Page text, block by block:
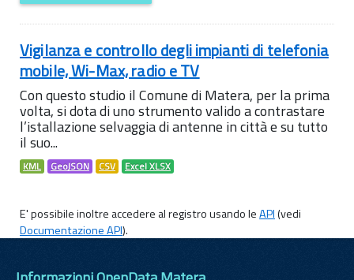
Vigilanza e controllo degli impianti di telefonia
mobile, Wi-Max, radio e TV
Con questo studio il Comune di Matera, per la prima
volta, si dota di uno strumento valido a contrastare
l’istallazione selvaggia di antenne in città e su tutto
il suo...
KML GeoJSON CSV Excel XLSX
E' possibile inoltre accedere al registro usando leAPI(vedi
Documentazione API).